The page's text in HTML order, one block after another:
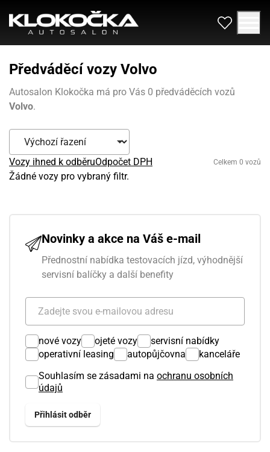
Předváděcí vozy Volvo
Autosalon Klokočka má pro Vás 0 předváděcích vozů
Volvo.
Vozy ihned k odběruOdpočet DPH Celkem 0 vozů
Žádné vozy pro vybraný filtr.
Novinky a akce na Váš e-mail
Přednostní nabídka testovacích jízd, výhodnější
servisní balíčky a další benefity
nové vozy ojeté vozy
servisní nabídky
operativní leasing
autopůjčovna
kanceláře
Souhlasím se zásadami na ochranu osobních
údajů